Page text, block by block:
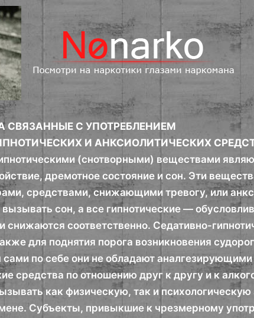
СВЯЗАННЫЕ С УПОТРЕБЛЕНИЕМ
И АНКСИОЛИТИЧЕСКИХ
(снотворными) веществами
дремотное состояние и сон. Эти
средствами, снижающими тревогу, или
сон, а все гипнотические —
соответственно. Седативно-
для поднятия порога возникновения
сами по себе они не обладают
средства по отношению друг к другу и к
как физическую, так и
Субъекты, привыкшие к чрезмерному